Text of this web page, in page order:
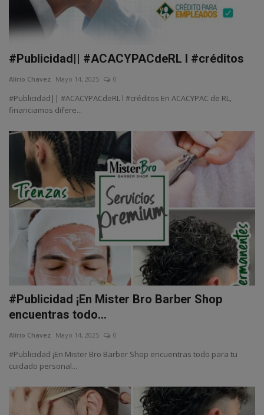
#Publicidad|| #ACACYPACdeRL l #créditos
Alírio Chavez Mayo 14, 2025 0
#Publicidad|| #ACACYPACdeRL l #créditos En ACACYPAC de RL,
financiamos difere...
#Publicidad ¡En Mister Bro Barber Shop
encuentras todo...
Alírio Chavez Mayo 14, 2025 0
#Publicidad ¡En Mister Bro Barber Shop encuentras todo para tu
cuidado personal...